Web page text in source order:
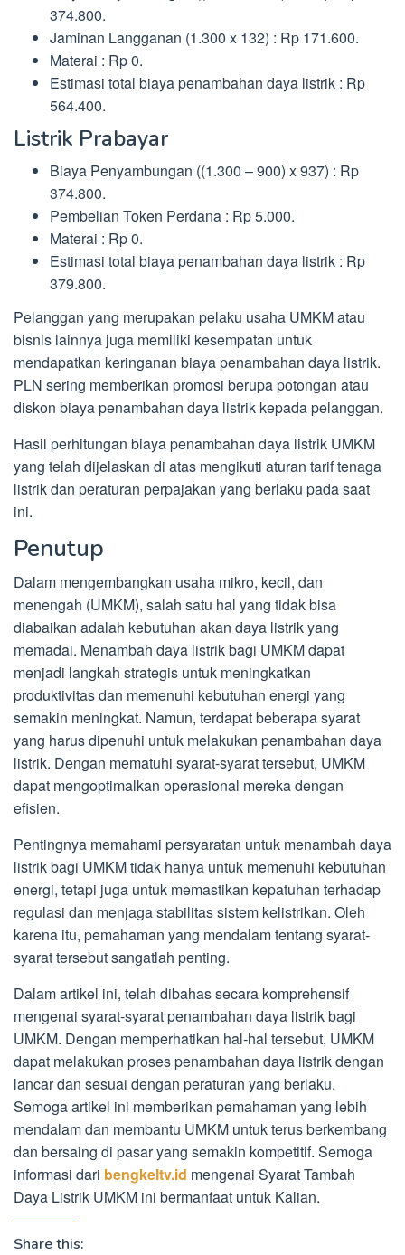
374.800.
Jaminan Langganan (1.300 x 132) : Rp 171.600.
Materai : Rp 0.
Estimasi total biaya penambahan daya listrik : Rp
564.400.
Listrik Prabayar
Biaya Penyambungan ((1.300 – 900) x 937) : Rp
374.800.
Pembelian Token Perdana : Rp 5.000.
Materai : Rp 0.
Estimasi total biaya penambahan daya listrik : Rp
379.800.
Pelanggan yang merupakan pelaku usaha UMKM atau
bisnis lainnya juga memiliki kesempatan untuk
mendapatkan keringanan biaya penambahan daya listrik.
PLN sering memberikan promosi berupa potongan atau
diskon biaya penambahan daya listrik kepada pelanggan.
Hasil perhitungan biaya penambahan daya listrik UMKM
yang telah dijelaskan di atas mengikuti aturan tarif tenaga
listrik dan peraturan perpajakan yang berlaku pada saat
ini.
Penutup
Dalam mengembangkan usaha mikro, kecil, dan
menengah (UMKM), salah satu hal yang tidak bisa
diabaikan adalah kebutuhan akan daya listrik yang
memadai. Menambah daya listrik bagi UMKM dapat
menjadi langkah strategis untuk meningkatkan
produktivitas dan memenuhi kebutuhan energi yang
semakin meningkat. Namun, terdapat beberapa syarat
yang harus dipenuhi untuk melakukan penambahan daya
listrik. Dengan mematuhi syarat-syarat tersebut, UMKM
dapat mengoptimalkan operasional mereka dengan
efisien.
Pentingnya memahami persyaratan untuk menambah daya
listrik bagi UMKM tidak hanya untuk memenuhi kebutuhan
energi, tetapi juga untuk memastikan kepatuhan terhadap
regulasi dan menjaga stabilitas sistem kelistrikan. Oleh
karena itu, pemahaman yang mendalam tentang syarat-
syarat tersebut sangatlah penting.
Dalam artikel ini, telah dibahas secara komprehensif
mengenai syarat-syarat penambahan daya listrik bagi
UMKM. Dengan memperhatikan hal-hal tersebut, UMKM
dapat melakukan proses penambahan daya listrik dengan
lancar dan sesuai dengan peraturan yang berlaku.
Semoga artikel ini memberikan pemahaman yang lebih
mendalam dan membantu UMKM untuk terus berkembang
dan bersaing di pasar yang semakin kompetitif. Semoga
informasi dari bengkeltv.id mengenai Syarat Tambah
Daya Listrik UMKM ini bermanfaat untuk Kalian.
Share this: